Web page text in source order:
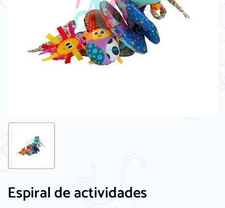
Espiral de actividades
vez que comente.